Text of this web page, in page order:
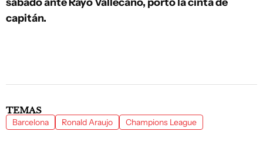
capitán.
TEMAS
Barcelona Ronald Araujo Champions League